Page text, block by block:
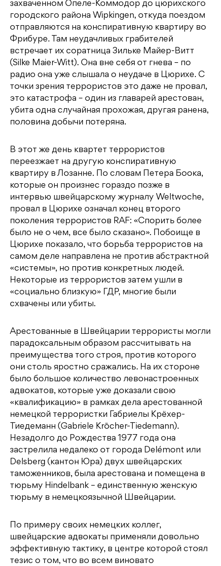
захваченном Опеле-Коммодор до цюрихского
городского района Wipkingen, откуда поездом
отправляются на конспиративную квартиру во
Фрибуре. Там неудачливых грабителей
встречает их соратница Зильке Майер-Витт
(Silke Maier-Witt). Она вне себя от гнева – по
радио она уже слышала о неудаче в Цюрихе. С
точки зрения террористов это даже не провал,
это катастрофа – один из главарей арестован,
убита одна случайная прохожая, другая ранена,
половина добычи потеряна.
В этот же день квартет террористов
переезжает на другую конспиративную
квартиру в Лозанне. По словам Петера Боока,
которые он произнес гораздо позже в
интервью швейцарскому журналу Weltwoche,
провал в Цюрихе означал конец второго
поколения террористов RAF: «Спорить более
было не о чем, все было сказано». Побоище в
Цюрихе показало, что борьба террористов на
самом деле направлена не против абстрактной
«системы», но против конкретных людей.
Некоторые из террористов затем ушли в
«социально близкую» ГДР, многие были
схвачены или убиты.
Арестованные в Швейцарии террористы могли
парадоксальным образом рассчитывать на
преимущества того строя, против которого
они столь яростно сражались. На их стороне
было большое количество левонастроенных
адвокатов, которые уже доказали свою
«квалификацию» в рамках дела арестованной
немецкой террористки Габриелы Крёхер-
Тиедеманн (Gabriele Kröcher-Tiedemann).
Незадолго до Рождества 1977 года она
застрелила недалеко от города Delémont или
Delsberg (кантон Юра) двух швейцарских
таможенников, была арестована и помещена в
тюрьму Hindelbank – единственную женскую
тюрьму в немецкоязычной Швейцарии.
По примеру своих немецких коллег,
швейцарские адвокаты применяли довольно
эффективную тактику, в центре которой стоял
тезис о том, что во всем виновато